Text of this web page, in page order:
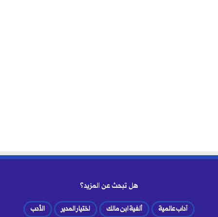
هل تبحث عن المزيد؟
آداب عالمية ألفية ابن مالك اختيار المدير
الأدب